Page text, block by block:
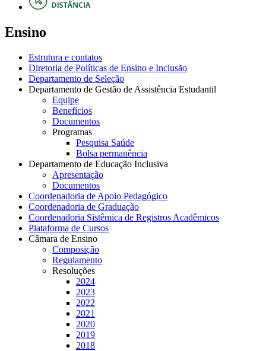
Ensino
Estrutura e contatos
Diretoria de Políticas de Ensino e Inclusão
Departamento de Seleção
Departamento de Gestão de Assistência Estudantil
Equipe
Benefícios
Documentos
Programas
Pesquisa Saúde
Bolsa permanência
Departamento de Educação Inclusiva
Apresentação
Documentos
Coordenadoria de Apoio Pedagógico
Coordenadoria de Graduação
Coordenadoria Sistêmica de Registros Acadêmicos
Plataforma de Cursos
Câmara de Ensino
Composição
Regulamento
Resoluções
2024
2023
2022
2021
2020
2019
2018